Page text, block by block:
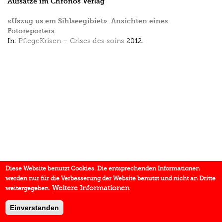
«Uszug us em Sihlseegibiet». Ansichten eines
Fotoreporters
In: PflegeKrisen – Crises des soins 2012.
Diese Website benutzt Cookies. Die entsprechenden Informationen
werden nur für die Verbesserung der Website benutzt und nicht an Dritte
weitergegeben. Weitere Informationen
Einverstanden